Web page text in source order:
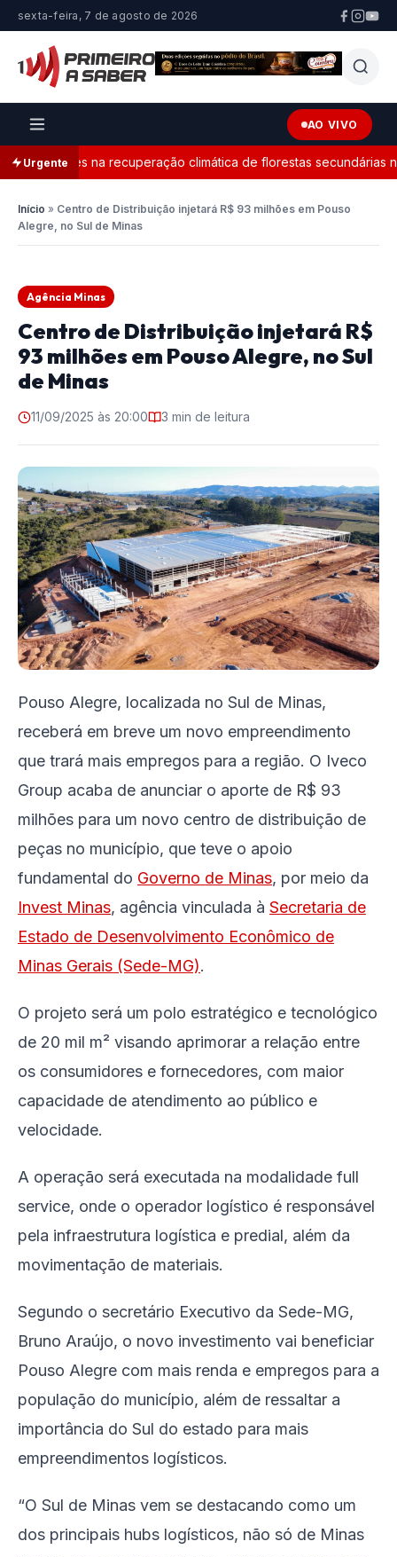
sexta-feira, 7 de agosto de 2026
AO VIVO
Urgente
limites na recuperação climática de florestas secundárias na
Início » Centro de Distribuição injetará R$ 93 milhões em Pouso
Alegre, no Sul de Minas
Agência Minas
Centro de Distribuição injetará R$
93 milhões em Pouso Alegre, no Sul
de Minas
11/09/2025 às 20:00 3 min de leitura
Pouso Alegre, localizada no Sul de Minas,
receberá em breve um novo empreendimento
que trará mais empregos para a região. O Iveco
Group acaba de anunciar o aporte de R$ 93
milhões para um novo centro de distribuição de
peças no município, que teve o apoio
fundamental do Governo de Minas, por meio da
Invest Minas, agência vinculada à Secretaria de
Estado de Desenvolvimento Econômico de
Minas Gerais (Sede-MG).
O projeto será um polo estratégico e tecnológico
de 20 mil m² visando aprimorar a relação entre
os consumidores e fornecedores, com maior
capacidade de atendimento ao público e
velocidade.
A operação será executada na modalidade full
service, onde o operador logístico é responsável
pela infraestrutura logística e predial, além da
movimentação de materiais.
Segundo o secretário Executivo da Sede-MG,
Bruno Araújo, o novo investimento vai beneficiar
Pouso Alegre com mais renda e empregos para a
população do município, além de ressaltar a
importância do Sul do estado para mais
empreendimentos logísticos.
“O Sul de Minas vem se destacando como um
dos principais hubs logísticos, não só de Minas